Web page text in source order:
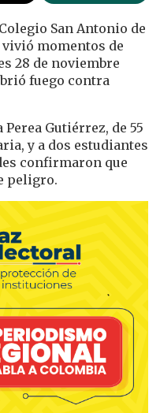
San Antonio de
vivió momentos de
28 de noviembre
fuego contra
Gutiérrez, de 55
y a dos estudiantes
confirmaron que
peligro.